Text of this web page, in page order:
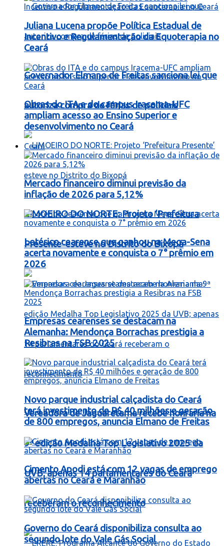
Governador Elmano de Freitas sanciona lei que
autoriza compra de férias de policiais
LIMOEIRO DO NORTE: Projeto ‘Prefeitura
Presente’ esteve no Distrito do Bixopá
Vereadora de Jaguaretama recebe honraria na
9ª edição Medalha Top Legislativo 2025 da
UVB; apenas 14 parlamentares do Ceará
receberam o reconhecimento
Juliana Lucena propõe Política Estadual de
Incentivo e Regulamentação da Equoterapia no
Ceará
Obras do ITA e do campus Iracema-UFC
ampliam acesso ao Ensino Superior e
desenvolvimento no Ceará
Ceará
Mercado financeiro diminui previsão da
inflação de 2026 para 5,12%
Lotérico cearense que ganhou na Mega-Sena
acerta novamente e conquista o 7° prêmio em
2026
Empresas cearenses se destacam na
Alemanha: Mendonça Borrachas prestigia a
Resibras na FSB 2025
Novo parque industrial calçadista do Ceará
terá investimento de R$ 40 milhões e geração
de 800 empregos, anuncia Elmano de Freitas
Cimento Apodi está com 12 vagas de emprego
abertas no Ceará e Maranhão
Governo do Ceará disponibiliza consulta ao
segundo lote do Vale Gás Social